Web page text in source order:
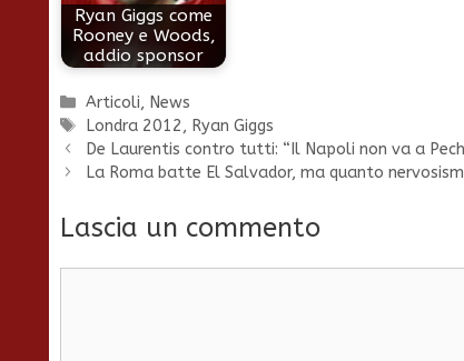
Ryan Giggs come
Rooney e Woods,
addio sponsor
Categorie
Articoli, News
Tag
Londra 2012, Ryan Giggs
De Laurentis contro tutti: “Il Napoli non va a
La Roma batte El Salvador, ma quanto
Lascia un commento